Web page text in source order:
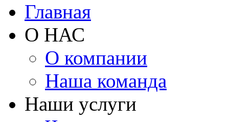
Главная
О НАС
О компании
Наша команда
Наши услуги